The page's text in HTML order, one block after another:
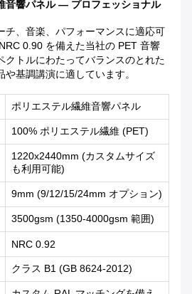
音響パネル — プロフェッショナル
チ、音楽、パフォーマンスに適応可
0.90 を備えた当社の PET 音響
クトルにわたってバランスのとれた
基調講演に適しています。
ポリエステル繊維音響パネル
100% ポリエステル繊維 (PET)
1220x2440mm (カスタムサイズ
も利用可能)
9mm (9/12/15/24mm オプション)
3500gsm (1350-4000gsm 範囲)
NRC 0.92
クラス B1 (GB 8624-2012)